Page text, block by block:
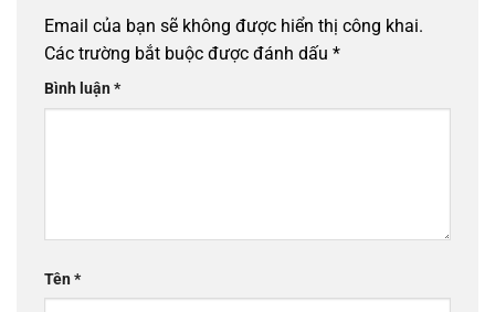
Email của bạn sẽ không được hiển thị công khai.
Các trường bắt buộc được đánh dấu *
Bình luận*
Tên*